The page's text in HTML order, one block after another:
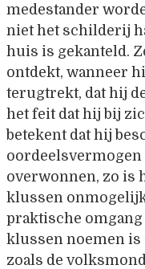
medestander
niet het schilderij
huis is gekanteld.
ontdekt, wanneer
terugtrekt, dat hij
het feit dat hij bij
betekent dat hij
oordeelsvermogen
overwonnen, zo is
klussen
praktische
klussen noemen
zoals de